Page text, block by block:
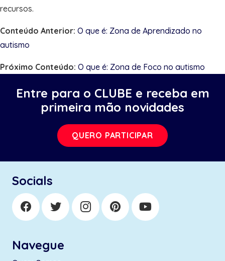
recursos.
Conteúdo Anterior: O que é: Zona de Aprendizado no
autismo
Próximo Conteúdo: O que é: Zona de Foco no autismo
Entre para o CLUBE e receba em
primeira mão novidades
QUERO PARTICIPAR
Socials
Navegue